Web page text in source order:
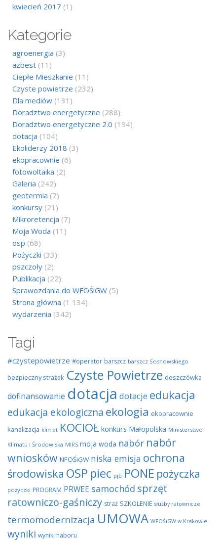
kwiecień 2017 (1)
Kategorie
agroenergia (3)
azbest (11)
Ciepłe Mieszkanie (11)
Czyste powietrze (232)
Dla mediów (131)
Doradztwo energetyczne (288)
Doradztwo energetyczne 2.0 (194)
dotacja (104)
Ekoliderzy 2018 (3)
ekopracownie (6)
fotowoltaika (2)
Galeria (242)
geotermia (7)
konkursy (21)
Mikroretencja (7)
Moja Woda (11)
osp (68)
Pożyczki (33)
pszczoły (2)
Publikacja (22)
Sprawozdania do WFOŚiGW (5)
Strona główna (1 134)
wydarzenia (342)
Tagi
#czystepowietrze #operator barszcz barszcz Sosnowskiego
bezpieczny strażak Czyste Powietrze deszczówka
dofinansowanie dotacja dotacje edukacja
edukacja ekologiczna ekologia ekopracownie
kanalizacja klimat KOCIOŁ konkurs Małopolska Ministerstwo
Klimatu i Środowiska MIRS moja woda nabór nabór
wniosków NFOŚiGW niska emisja ochrona
środowiska OSP piec pjb PONE pożyczka
pożyczki PROGRAM PRWEE samochód sprzęt
ratowniczo-gaśniczy straż SZKOLENIE służby ratownicze
termomodernizacja UMOWA WFOŚiGW w Krakowie
wyniki wyniki naboru